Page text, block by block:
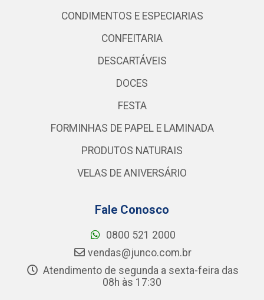
CONDIMENTOS E ESPECIARIAS
CONFEITARIA
DESCARTÁVEIS
DOCES
FESTA
FORMINHAS DE PAPEL E LAMINADA
PRODUTOS NATURAIS
VELAS DE ANIVERSÁRIO
Fale Conosco
0800 521 2000
vendas@junco.com.br
Atendimento de segunda a sexta-feira das
08h às 17:30